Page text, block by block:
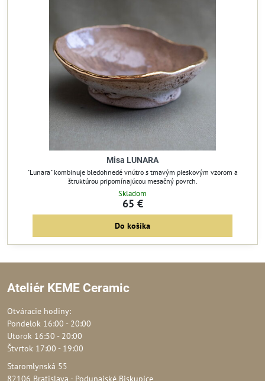
Misa LUNARA
"Lunara" kombinuje bledohnedé vnútro s tmavým pieskovým vzorom a
štruktúrou pripomínajúcou mesačný povrch.
Skladom
65 €
Do košíka
Ateliér KEME Ceramic
Otváracie hodiny:
Pondelok 16:00 - 20:00
Utorok 16:50 - 20:00
Štvrtok 17:00 - 19:00
Staromlynská 55
82106 Bratislava - Podunajské Biskupice